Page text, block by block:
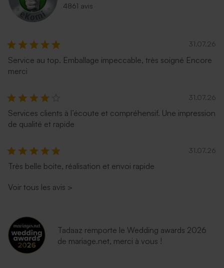
4861 avis
31.07.26
Service au top. Emballage impeccable, très soigné Encore
merci
31.07.26
Services clients à l’écoute et compréhensif. Une impression
de qualité et rapide
31.07.26
Très belle boite, réalisation et envoi rapide
Voir tous les avis >
Tadaaz remporte le Wedding awards 2026
de mariage.net, merci à vous !